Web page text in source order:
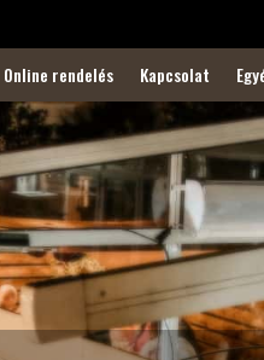
Online rendelés Kapcsolat